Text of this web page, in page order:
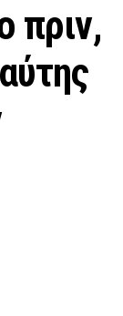
πριν,